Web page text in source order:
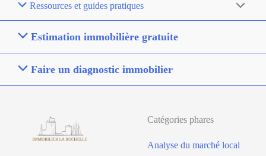
Ressources et guides pratiques
Estimation immobilière gratuite
Faire un diagnostic immobilier
Catégories phares
Analyse du marché local